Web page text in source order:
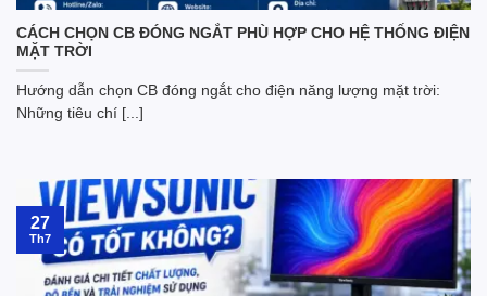
CÁCH CHỌN CB ĐÓNG NGẮT PHÙ HỢP CHO HỆ THỐNG ĐIỆN
MẶT TRỜI
Hướng dẫn chọn CB đóng ngắt cho điện năng lượng mặt trời:
Những tiêu chí [...]
27
Th7